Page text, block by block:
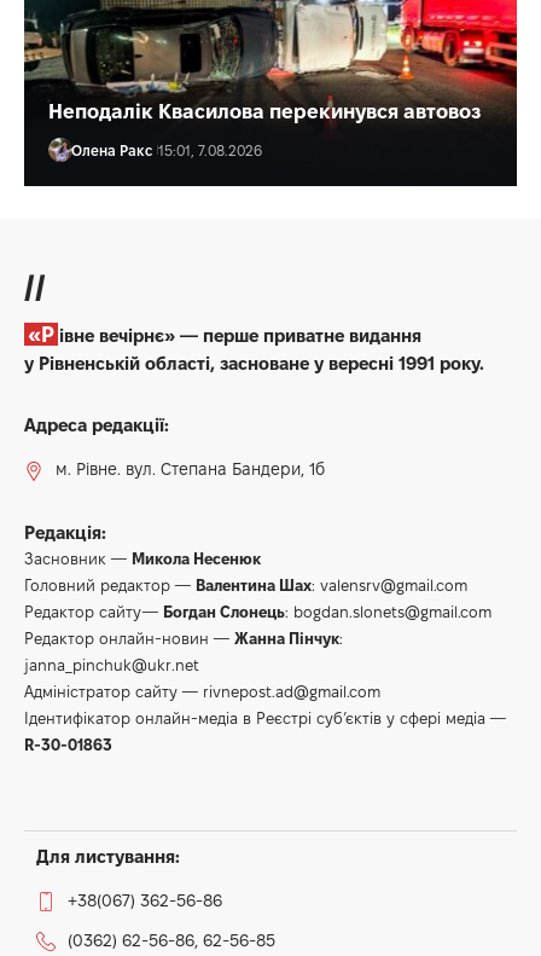
Неподалік Квасилова перекинувся автовоз
Олена Ракс 15:01, 7.08.2026
//
«Рівне вечірнє» — перше приватне видання
у Рівненській області, засноване у вересні 1991 року.
Адреса редакції:
м. Рівне. вул. Степана Бандери, 1б
Редакція:
Засновник — Микола Несенюк
Головний редактор — Валентина Шах: valensrv@gmail.com
Редактор сайту— Богдан Слонець: bogdan.slonets@gmail.com
Редактор онлайн-новин — Жанна Пінчук:
janna_pinchuk@ukr.net
Адміністратор сайту — rivnepost.ad@gmail.com
Ідентифікатор онлайн-медіа в Реєстрі суб’єктів у сфері медіа —
R-30-01863
Для листування:
+38(067) 362-56-86
(0362) 62-56-86, 62-56-85